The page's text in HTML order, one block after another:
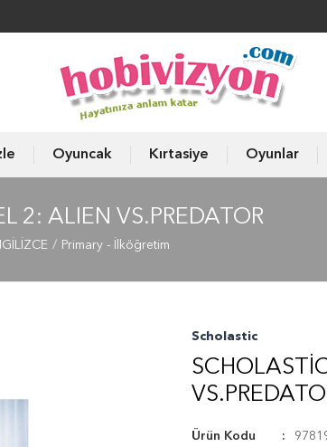
Oyuncak Kırtasiye Oyunlar
2: ALIEN VS.PREDATOR
Primary - İlköğretim
Scholastic
Ürün Kodu